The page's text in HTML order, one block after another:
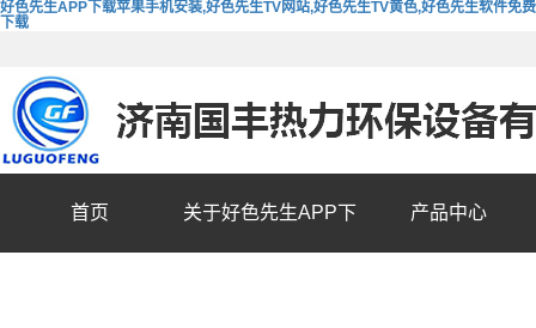
好色先生APP下载苹果手机安装,好色先生TV网站,好色先生TV黄色,好色先生软件免费
下载
首页 关于好色先生APP下 产品中心